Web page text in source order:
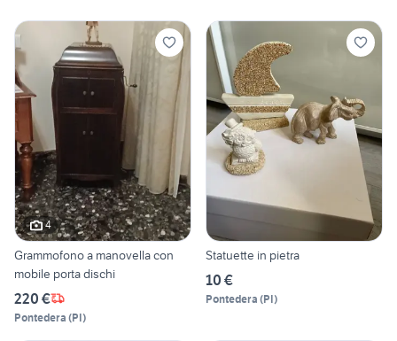
4
Grammofono a manovella con
mobile porta dischi
220 €
Pontedera (PI)
Statuette in pietra
10 €
Pontedera (PI)